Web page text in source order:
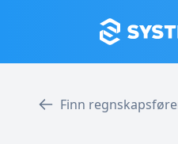
Finn